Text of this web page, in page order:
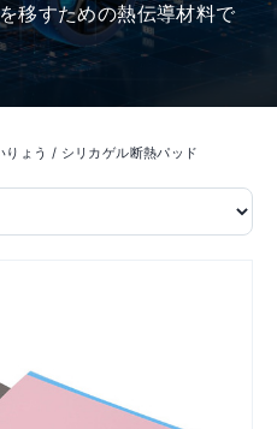
移すための熱伝導材料で
りょう / シリカゲル断熱パッド